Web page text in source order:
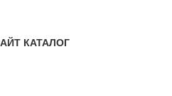
КАТАЛОГ